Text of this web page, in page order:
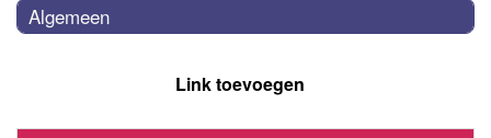
Algemeen
Link toevoegen